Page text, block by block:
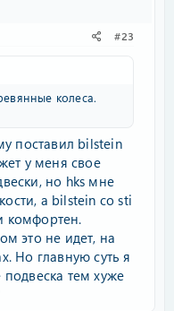
#23
колеса.
поставил bilstein
у меня свое
но hks мне
а bilstein со sti
комфортен.
это не идет, на
Но главную суть я
тем хуже